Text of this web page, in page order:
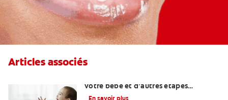
Articles associés
votre bébé et d’autres étapes
importantes?